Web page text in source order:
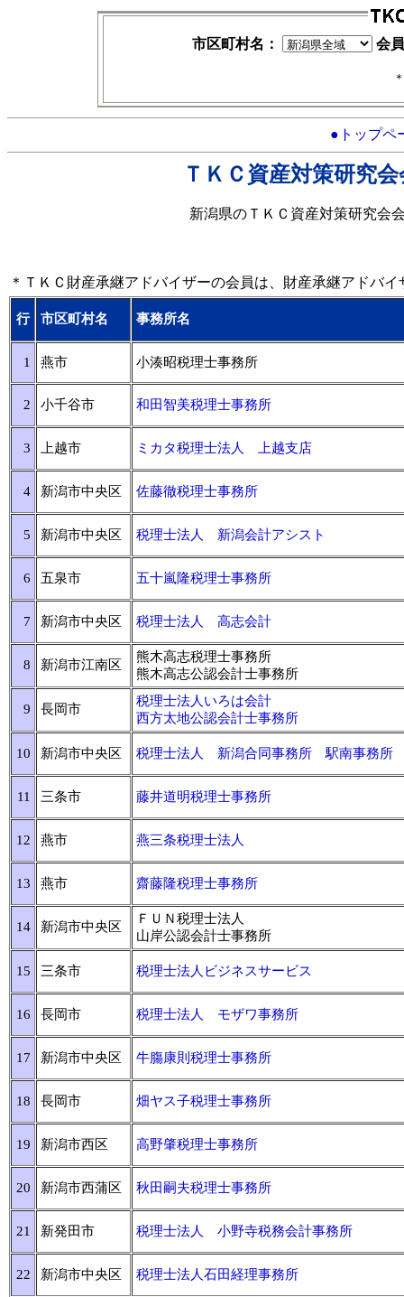
市区町村名： 会
●トップペ
ＴＫＣ資産対策研究
新潟県のＴＫＣ資産対策研究会
＊ＴＫＣ財産承継アドバイザーの会員は、財産承継アドバ
行 市区町村名 事務所名
1 燕市 小湊昭税理士事務所
2 小千谷市 和田智美税理士事務所
3 上越市 ミカタ税理士法人 上越支店
4 新潟市中央区 佐藤徹税理士事務所
5 新潟市中央区 税理士法人 新潟会計アシスト
6 五泉市 五十嵐隆税理士事務所
7 新潟市中央区 税理士法人 高志会計
8 新潟市江南区
熊木高志税理士事務所
熊木高志公認会計士事務所
9 長岡市
税理士法人いろは会計
西方太地公認会計士事務所
10 新潟市中央区 税理士法人 新潟合同事務所 駅南事務所
11 三条市 藤井道明税理士事務所
12 燕市 燕三条税理士法人
13 燕市 齋藤隆税理士事務所
14 新潟市中央区
ＦＵＮ税理士法人
山岸公認会計士事務所
15 三条市 税理士法人ビジネスサービス
16 長岡市 税理士法人 モザワ事務所
17 新潟市中央区 牛膓康則税理士事務所
18 長岡市 畑ヤス子税理士事務所
19 新潟市西区 高野肇税理士事務所
20 新潟市西蒲区 秋田嗣夫税理士事務所
21 新発田市 税理士法人 小野寺税務会計事務所
22 新潟市中央区 税理士法人石田経理事務所